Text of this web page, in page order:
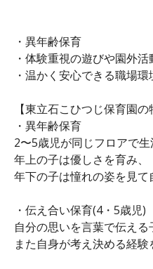
・異年齢保育
・体験重視の遊びや園外活
・温かく安心できる職場環
【東立石こひつじ保育園の
・異年齢保育
2〜5歳児が同じフロアで生
年上の子は優しさを育み、
年下の子は憧れの姿を見て
・伝え合い保育(4・5歳児)
自分の思いを言葉で伝える
また自身が考え決める経験